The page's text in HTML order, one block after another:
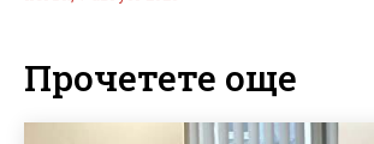
Прочетете още